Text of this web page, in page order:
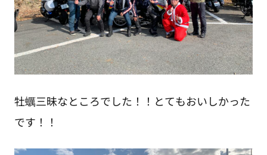
牡蠣三昧なところでした！！とてもおいしかった
です！！